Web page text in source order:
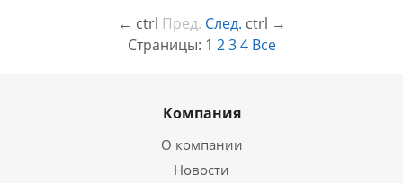
← ctrl Пред. След. ctrl →
Страницы: 1 2 3 4 Все
Компания
О компании
Новости